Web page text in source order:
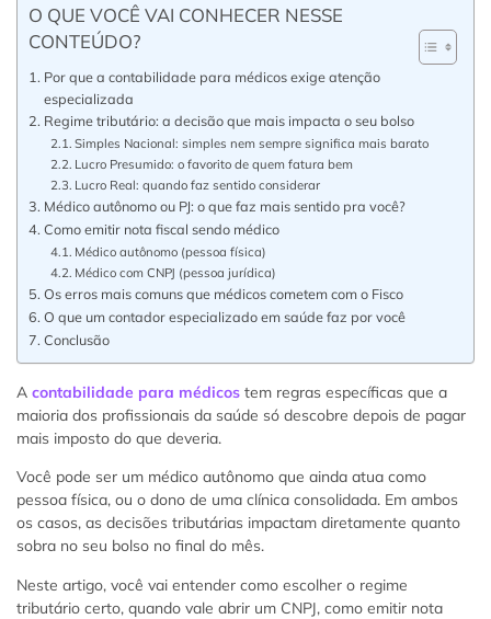
O QUE VOCÊ VAI CONHECER NESSE
CONTEÚDO?
Por que a contabilidade para médicos exige atenção
especializada
Regime tributário: a decisão que mais impacta o seu bolso
Simples Nacional: simples nem sempre significa mais barato
Lucro Presumido: o favorito de quem fatura bem
Lucro Real: quando faz sentido considerar
Médico autônomo ou PJ: o que faz mais sentido pra você?
Como emitir nota fiscal sendo médico
Médico autônomo (pessoa física)
Médico com CNPJ (pessoa jurídica)
Os erros mais comuns que médicos cometem com o Fisco
O que um contador especializado em saúde faz por você
Conclusão
A contabilidade para médicos tem regras específicas que a
maioria dos profissionais da saúde só descobre depois de pagar
mais imposto do que deveria.
Você pode ser um médico autônomo que ainda atua como
pessoa física, ou o dono de uma clínica consolidada. Em ambos
os casos, as decisões tributárias impactam diretamente quanto
sobra no seu bolso no final do mês.
Neste artigo, você vai entender como escolher o regime
tributário certo, quando vale abrir um CNPJ, como emitir nota